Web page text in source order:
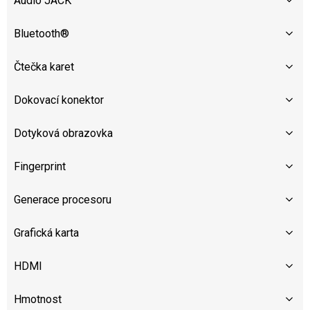
Bluetooth®
Čtečka karet
Dokovací konektor
Dotyková obrazovka
Fingerprint
Generace procesoru
Grafická karta
HDMI
Hmotnost